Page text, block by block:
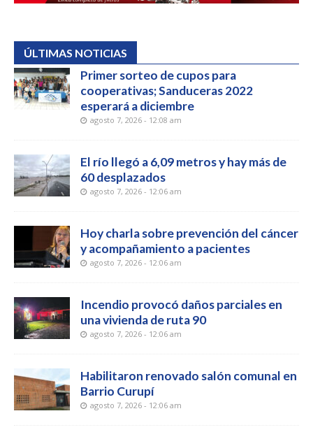
ÚLTIMAS NOTICIAS
Primer sorteo de cupos para
cooperativas; Sanduceras 2022
esperará a diciembre
agosto 7, 2026 - 12:08 am
El río llegó a 6,09 metros y hay más de
60 desplazados
agosto 7, 2026 - 12:06 am
Hoy charla sobre prevención del cáncer
y acompañamiento a pacientes
agosto 7, 2026 - 12:06 am
Incendio provocó daños parciales en
una vivienda de ruta 90
agosto 7, 2026 - 12:06 am
Habilitaron renovado salón comunal en
Barrio Curupí
agosto 7, 2026 - 12:06 am